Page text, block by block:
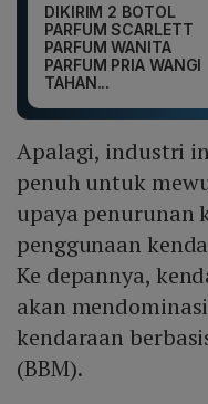
DIKIRIM 2 BOTOL
PARFUM SCARLETT
PARFUM WANITA
PARFUM PRIA WANGI
TAHAN...
Apalagi, industri
penuh untuk
upaya penurunan
penggunaan
Ke depannya,
akan
kendaraan
(BBM).